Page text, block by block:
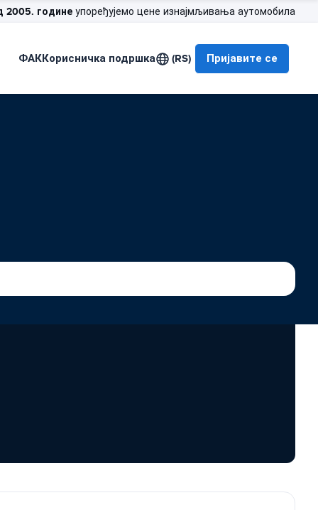
2005. године упоређујемо цене изнајмљивања аутомобила
ФАККорисничка подршка (RS) Пријавите се